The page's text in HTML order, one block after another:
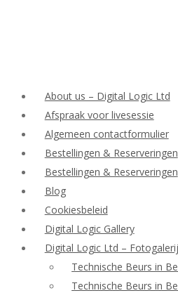
About us – Digital Logic Ltd
Afspraak voor livesessie
Algemeen contactformulier
Bestellingen & Reserveringen
Bestellingen & Reserveringen
Blog
Cookiesbeleid
Digital Logic Gallery
Digital Logic Ltd – Fotogalerij
Technische Beurs in
Technische Beurs in